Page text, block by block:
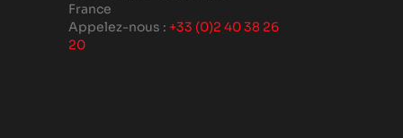
France
Appelez-nous : +33 (0)2 40 38 26
20